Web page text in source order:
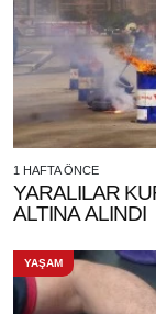
1 HAFTA ÖNCE
YARALILAR
ALTINA ALINDI
YAŞAM